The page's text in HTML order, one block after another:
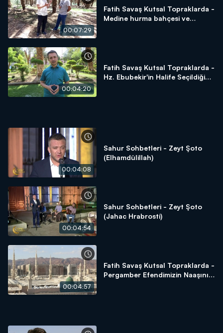
00:07:29
Fatih Savaş Kutsal Topraklarda -
Medine hurma bahçesi ve
00:04:20
Fatih Savaş Kutsal Topraklarda -
Hz. Ebubekir'in Halife Seçildiği
00:04:08
Sahur Sohbetleri - Zeyt Şoto
(Elhamdülillah)
00:04:54
Sahur Sohbetleri - Zeyt Şoto
(Jahac Hrabrosti)
00:04:57
Fatih Savaş Kutsal Topraklarda -
Pergamber Efendimizin Naaşını